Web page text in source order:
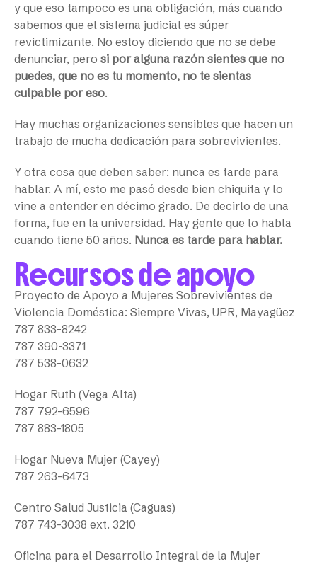
y que eso tampoco es una obligación, más cuando
sabemos que el sistema judicial es súper
revictimizante. No estoy diciendo que no se debe
denunciar, pero si por alguna razón sientes que no
puedes, que no es tu momento, no te sientas
culpable por eso.
Hay muchas organizaciones sensibles que hacen un
trabajo de mucha dedicación para sobrevivientes.
Y otra cosa que deben saber: nunca es tarde para
hablar. A mí, esto me pasó desde bien chiquita y lo
vine a entender en décimo grado. De decirlo de una
forma, fue en la universidad. Hay gente que lo habla
cuando tiene 50 años. Nunca es tarde para hablar.
Recursos de apoyo
Proyecto de Apoyo a Mujeres Sobrevivientes de
Violencia Doméstica: Siempre Vivas, UPR, Mayagüez
787 833-8242
787 390-3371
787 538-0632
Hogar Ruth (Vega Alta)
787 792-6596
787 883-1805
Hogar Nueva Mujer (Cayey)
787 263-6473
Centro Salud Justicia (Caguas)
787 743-3038 ext. 3210
Oficina para el Desarrollo Integral de la Mujer